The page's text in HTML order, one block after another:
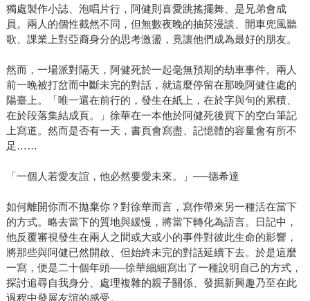
獨處製作小誌、泡唱片行，阿健則喜愛跳搖擺舞、是兄弟會成
員。兩人的個性截然不同，但無數夜晚的抽菸漫談、開車兜風聽
歌、課業上對亞裔身分的思考激盪，竟讓他們成為最好的朋友。
然而，一場派對隔天，阿健死於一起毫無預期的劫車事件。兩人
前一晚被打岔而中斷未完的對話，就這麼停留在那晚阿健住處的
陽臺上。「唯一還在前行的，發生在紙上，在於字與句的累積、
在於段落集結成頁。」徐華在一本他於阿健死後買下的空白筆記
上寫道。然而是否有一天，書頁會寫盡、記憶體的容量會有所不
足……
「一個人若愛友誼，他必然要愛未來。」──德希達
如何離開你而不拋棄你？對徐華而言，寫作帶來另一種活在當下
的方式。略去當下的質地與緩慢，將當下轉化為語言。日記中，
他反覆審視發生在兩人之間或大或小的事件對彼此生命的影響，
將那些與阿健已然開啟、但始終未完的對話延續下去。於是這麼
一寫，便是二十個年頭──徐華細細寫出了一種說明自己的方式，
探討追尋自我身分、處理複雜的親子關係、發掘新興趣乃至在此
過程中發展友誼的感受。